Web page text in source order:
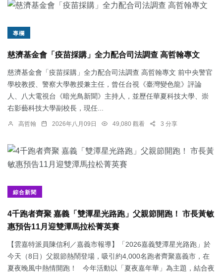
專欄
慈濟基金會「疫苗採購」全力配合司法調查 高哲翰專文
慈濟基金會「疫苗採購」全力配合司法調查 高哲翰專文 前中央警官
學校教授、警察大學教授兼主任，曾任台視《臺灣變色龍》評論
人、八大電視台《暗光鳥新聞》主持人，並歷任華夏科技大學、崇
右影藝科技大學副校長，現任...
高哲翰 2026年八月09日 49,080 觀看 3 分享
綜合新聞
4千跑者齊聚 嘉義「雙潭星光路跑」父親節開跑！ 市長黃敏
惠預告11月迎雙潭馬拉松菁英賽
【雲嘉特派員陳信利／嘉義市報導】「2026嘉義雙潭星光路跑」於
今天（8日）父親節熱鬧登場，吸引約4,000名跑者齊聚嘉義市，在
夏夜晚風中熱情開跑！ 今年活動以「夏夜嘉年華」為主題，結合夜